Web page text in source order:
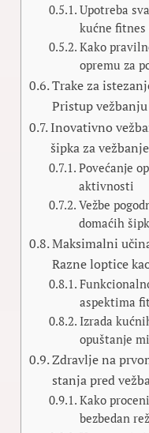
Upotreba
kućne fitnes
Kako
opremu za
Trake za
Pristup
Inovativno
šipka za vežbanje
Povećanje
aktivnosti
Vežbe
domaćih
Maksimalni
Razne loptice
aspektima
Izrada
opuštanje
Zdravlje na
stanja pred
Kako
bezbedan